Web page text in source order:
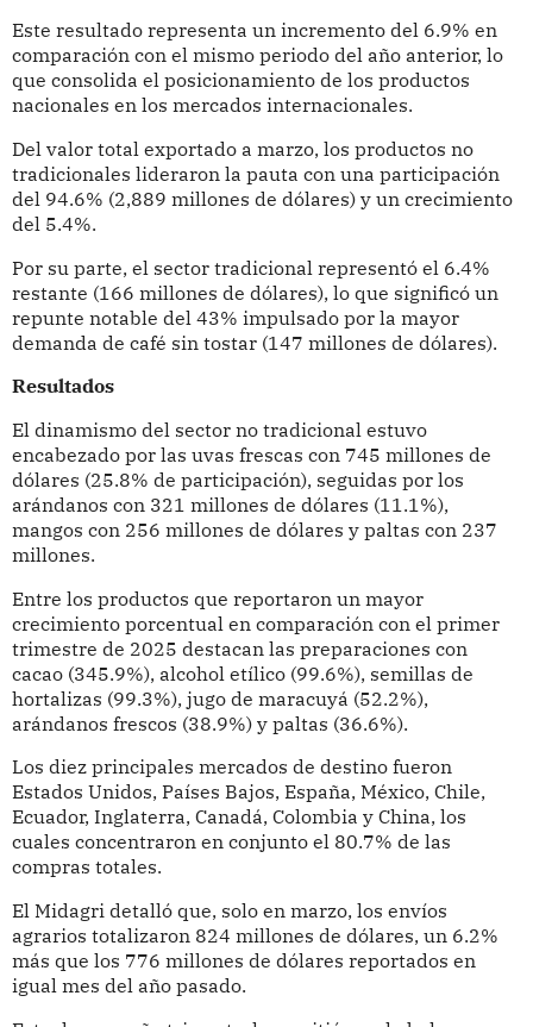
Este resultado representa un incremento del 6.9% en
comparación con el mismo periodo del año anterior, lo
que consolida el posicionamiento de los productos
nacionales en los mercados internacionales.
Del valor total exportado a marzo, los productos no
tradicionales lideraron la pauta con una participación
del 94.6% (2,889 millones de dólares) y un crecimiento
del 5.4%.
Por su parte, el sector tradicional representó el 6.4%
restante (166 millones de dólares), lo que significó un
repunte notable del 43% impulsado por la mayor
demanda de café sin tostar (147 millones de dólares).
Resultados
El dinamismo del sector no tradicional estuvo
encabezado por las uvas frescas con 745 millones de
dólares (25.8% de participación), seguidas por los
arándanos con 321 millones de dólares (11.1%),
mangos con 256 millones de dólares y paltas con 237
millones.
Entre los productos que reportaron un mayor
crecimiento porcentual en comparación con el primer
trimestre de 2025 destacan las preparaciones con
cacao (345.9%), alcohol etílico (99.6%), semillas de
hortalizas (99.3%), jugo de maracuyá (52.2%),
arándanos frescos (38.9%) y paltas (36.6%).
Los diez principales mercados de destino fueron
Estados Unidos, Países Bajos, España, México, Chile,
Ecuador, Inglaterra, Canadá, Colombia y China, los
cuales concentraron en conjunto el 80.7% de las
compras totales.
El Midagri detalló que, solo en marzo, los envíos
agrarios totalizaron 824 millones de dólares, un 6.2%
más que los 776 millones de dólares reportados en
igual mes del año pasado.